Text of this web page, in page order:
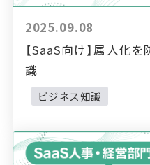
2025.09.08
【SaaS向け】属人化
識
ビジネス知識